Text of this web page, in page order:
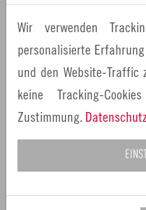
Die freischaffende
Maryon Kunstschule
berufsbegleitenden
Erde“ als Dozentin tätig,
Flossenbürg in der
Kursen ihre Erfahrungen
weiter.
Kontakt und weitere
Wir verwenden
personalisierte
und den Website-Traffic
keine Tracking-
Zustimmung.